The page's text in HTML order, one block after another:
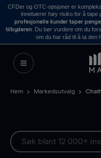
CFDer og OTC-opsjoner er
innebærer høy risiko for å tape
profesjonelle kunder taper
tilbyderen . Du bør vurdere om du
om du har råd til å ta den
Hem Markedsutvalg